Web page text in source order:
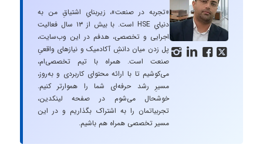
   
«تجربه در صنعت»، زیربنایِ اشتیاقِ من به
دنیایِ HSE است. با بیش از ۱۳ سال فعالیت
اجرایی و تخصصی، هدفم در این وب‌سایت،
پل زدن میان دانشِ آکادمیک و نیازهای واقعیِ
صنعت است. همراه با تیم تخصصی‌ام،
می‌کوشیم تا با ارائه محتوای کاربردی و به‌روز،
مسیرِ رشد حرفه‌ای شما را هموارتر کنیم.
خوشحال می‌شوم در صفحه لینکدین،
تجربیاتمان را به اشتراک بگذاریم و در این
مسیر تخصصی همراه هم باشیم.